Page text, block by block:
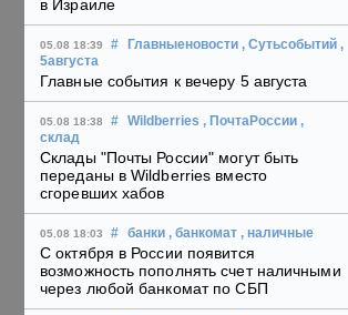
в Израиле
05.08 18:39 # Главныеновости , Сутьсобытий ,
5августа
Главные события к вечеру 5 августа
05.08 18:38 # Wildberries , ПочтаРоссии ,
склад
Склады "Почты России" могут быть
переданы в Wildberries вместо
сгоревших хабов
05.08 18:03 # банки , банкомат , наличные
С октября в России появится
возможность пополнять счет наличными
через любой банкомат по СБП